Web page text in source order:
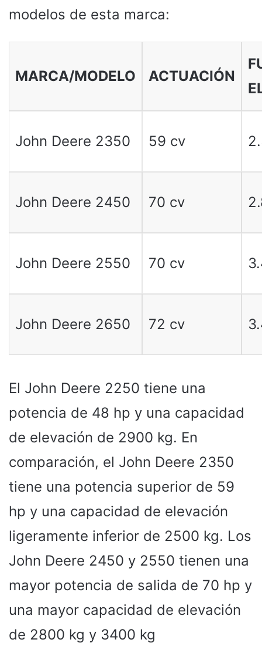
modelos de esta marca:
MARCA/MODELO ACTUACIÓN
John Deere 2350 59 cv
John Deere 2450 70 cv
John Deere 2550 70 cv
John Deere 2650 72 cv
El John Deere 2250 tiene una
potencia de 48 hp y una capacidad
de elevación de 2900 kg. En
comparación, el John Deere 2350
tiene una potencia superior de 59
hp y una capacidad de elevación
ligeramente inferior de 2500 kg. Los
John Deere 2450 y 2550 tienen una
mayor potencia de salida de 70 hp y
una mayor capacidad de elevación
de 2800 kg y 3400 kg